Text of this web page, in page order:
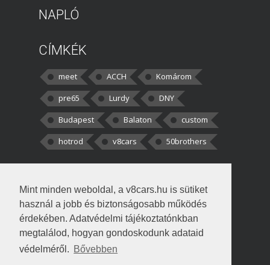
Mint minden weboldal, a v8cars.hu is sütiket
használ a jobb és biztonságosabb működés
érdekében. Adatvédelmi tájékoztatónkban
megtalálod, hogyan gondoskodunk adataid
védelméről. Bővebben
NAPLÓ
CÍMKÉK
meet ACCH
Komárom
pre65
Lurdy
DNY
Budapest
Balaton
custom
hotrod
v8cars 50brothers
kortisz:Elszúrtam! Én csak két
darabbaal számoltam. Nem tudtam, hogy fél autót,
Béke: Tényleg nagyon jó kérdés volt
!fasza Örültem is nagyon, amikor